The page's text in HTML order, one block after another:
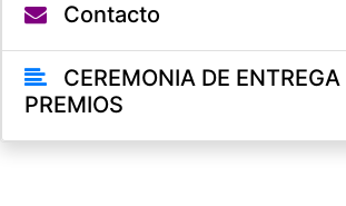
Contacto
CEREMONIA DE ENTREGA
PREMIOS